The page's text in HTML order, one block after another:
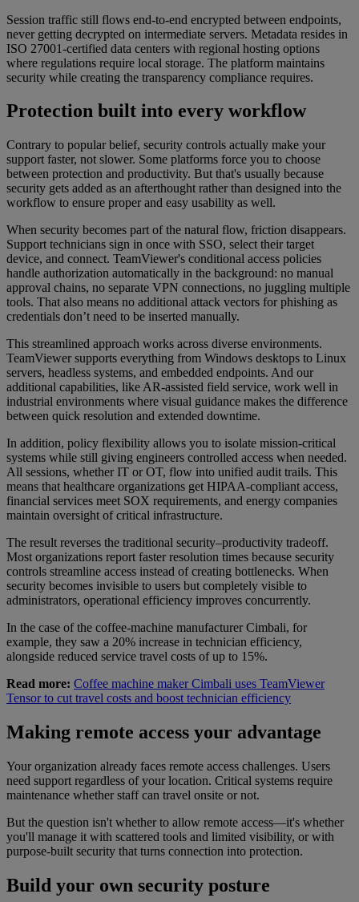
Session traffic still flows end-to-end encrypted between endpoints,
never getting decrypted on intermediate servers. Metadata resides in
ISO 27001-certified data centers with regional hosting options
where regulations require local storage. The platform maintains
security while creating the transparency compliance requires.
Protection built into every workflow
Contrary to popular belief, security controls actually make your
support faster, not slower. Some platforms force you to choose
between protection and productivity. But that's usually because
security gets added as an afterthought rather than designed into the
workflow to ensure proper and easy usability as well.
When security becomes part of the natural flow, friction disappears.
Support technicians sign in once with SSO, select their target
device, and connect. TeamViewer's conditional access policies
handle authorization automatically in the background: no manual
approval chains, no separate VPN connections, no juggling multiple
tools. That also means no additional attack vectors for phishing as
credentials don’t need to be inserted manually.
This streamlined approach works across diverse environments.
TeamViewer supports everything from Windows desktops to Linux
servers, headless systems, and embedded endpoints. And our
additional capabilities, like AR-assisted field service, work well in
industrial environments where visual guidance makes the difference
between quick resolution and extended downtime.
In addition, policy flexibility allows you to isolate mission-critical
systems while still giving engineers controlled access when needed.
All sessions, whether IT or OT, flow into unified audit trails. This
means that healthcare organizations get HIPAA-compliant access,
financial services meet SOX requirements, and energy companies
maintain oversight of critical infrastructure.
The result reverses the traditional security–productivity tradeoff.
Most organizations report faster resolution times because security
controls streamline access instead of creating bottlenecks. When
security becomes invisible to users but completely visible to
administrators, operational efficiency improves concurrently.
In the case of the coffee-machine manufacturer Cimbali, for
example, they saw a 20% increase in technician efficiency,
alongside reduced service travel costs of up to 15%.
Read more: Coffee machine maker Cimbali uses TeamViewer
Tensor to cut travel costs and boost technician efficiency
Making remote access your advantage
Your organization already faces remote access challenges. Users
need support regardless of your location. Critical systems require
maintenance whether staff can travel onsite or not.
But the question isn't whether to allow remote access—it's whether
you'll manage it with scattered tools and limited visibility, or with
purpose-built security that turns connection into protection.
Build your own security posture